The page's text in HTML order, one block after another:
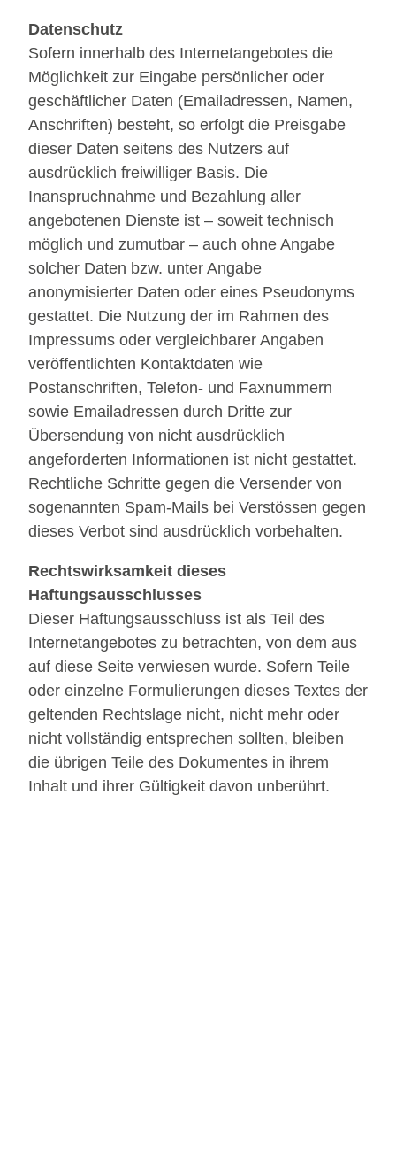
Datenschutz
Sofern innerhalb des Internetangebotes die
Möglichkeit zur Eingabe persönlicher oder
geschäftlicher Daten (Emailadressen, Namen,
Anschriften) besteht, so erfolgt die Preisgabe
dieser Daten seitens des Nutzers auf
ausdrücklich freiwilliger Basis. Die
Inanspruchnahme und Bezahlung aller
angebotenen Dienste ist – soweit technisch
möglich und zumutbar – auch ohne Angabe
solcher Daten bzw. unter Angabe
anonymisierter Daten oder eines Pseudonyms
gestattet. Die Nutzung der im Rahmen des
Impressums oder vergleichbarer Angaben
veröffentlichten Kontaktdaten wie
Postanschriften, Telefon- und Faxnummern
sowie Emailadressen durch Dritte zur
Übersendung von nicht ausdrücklich
angeforderten Informationen ist nicht gestattet.
Rechtliche Schritte gegen die Versender von
sogenannten Spam-Mails bei Verstössen gegen
dieses Verbot sind ausdrücklich vorbehalten.
Rechtswirksamkeit dieses
Haftungsausschlusses
Dieser Haftungsausschluss ist als Teil des
Internetangebotes zu betrachten, von dem aus
auf diese Seite verwiesen wurde. Sofern Teile
oder einzelne Formulierungen dieses Textes der
geltenden Rechtslage nicht, nicht mehr oder
nicht vollständig entsprechen sollten, bleiben
die übrigen Teile des Dokumentes in ihrem
Inhalt und ihrer Gültigkeit davon unberührt.